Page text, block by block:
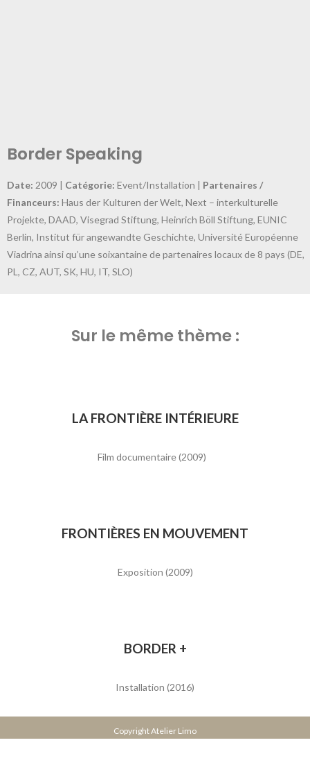
Border Speaking
Date: 2009 | Catégorie: Event/Installation | Partenaires /
Financeurs: Haus der Kulturen der Welt, Next – interkulturelle
Projekte, DAAD, Visegrad Stiftung, Heinrich Böll Stiftung, EUNIC
Berlin, Institut für angewandte Geschichte, Université Européenne
Viadrina ainsi qu’une soixantaine de partenaires locaux de 8 pays (DE,
PL, CZ, AUT, SK, HU, IT, SLO)
Sur le même thème :
LA FRONTIÈRE INTÉRIEURE
Film documentaire (2009)
FRONTIÈRES EN MOUVEMENT
Exposition (2009)
BORDER +
Installation (2016)
Copyright Atelier Limo